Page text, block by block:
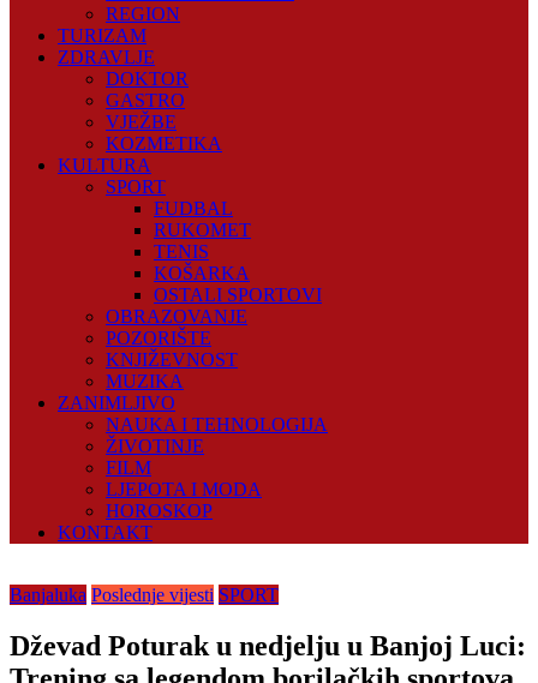
REGION
TURIZAM
ZDRAVLJE
DOKTOR
GASTRO
VJEŽBE
KOZMETIKA
KULTURA
SPORT
FUDBAL
RUKOMET
TENIS
KOŠARKA
OSTALI SPORTOVI
OBRAZOVANJE
POZORIŠTE
KNJIŽEVNOST
MUZIKA
ZANIMLJIVO
NAUKA I TEHNOLOGIJA
ŽIVOTINJE
FILM
LJEPOTA I MODA
HOROSKOP
KONTAKT
Banjaluka Poslednje vijesti SPORT
Dževad Poturak u nedjelju u Banjoj Luci: